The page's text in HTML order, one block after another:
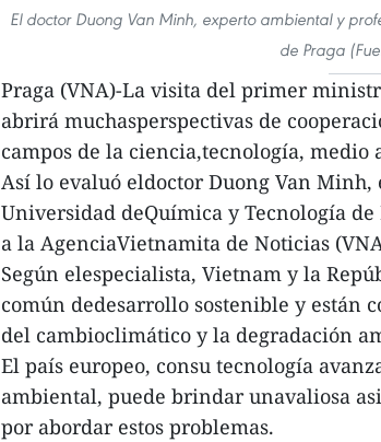
El doctor Duong Van Minh, experto ambiental y
de Praga
Praga (VNA)-La visita del primer
abrirá muchasperspectivas de
campos de la ciencia,tecnología, medio
Así lo evaluó eldoctor Duong Van
Universidad deQuímica y Tecnología
a la AgenciaVietnamita de Noticias
Según elespecialista, Vietnam y la
común dedesarrollo sostenible y están
del cambioclimático y la degradación
El país europeo, consu tecnología
ambiental, puede brindar unavaliosa
por abordar estos problemas.